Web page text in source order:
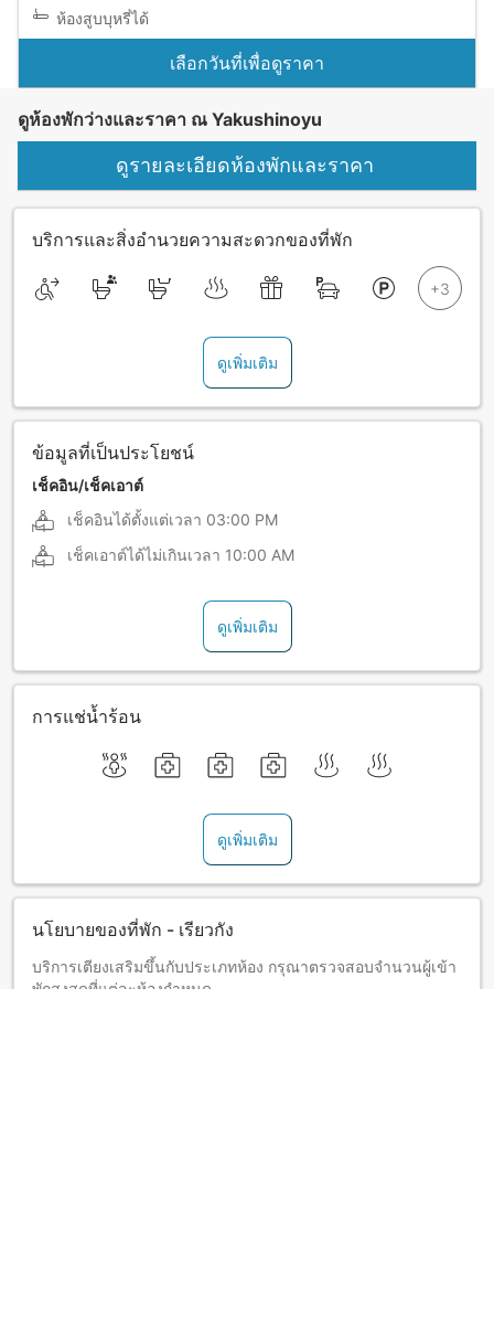
ห้องสูบบุหรี่ได้
เลือกวันที่เพื่อดูราคา
ดูห้องพักว่างและราคา ณ Yakushinoyu
ดูรายละเอียดห้องพักและราคา
บริการและสิ่งอำนวยความสะดวกของที่พัก
ดูเพิ่มเติม
ข้อมูลที่เป็นประโยชน์
เช็คอิน/เช็คเอาต์
เช็คอินได้ตั้งแต่เวลา 03:00 PM
เช็คเอาต์ได้ไม่เกินเวลา 10:00 AM
ดูเพิ่มเติม
การแช่น้ำร้อน
ดูเพิ่มเติม
นโยบายของที่พัก - เรียวกัง
บริการเตียงเสริมขึ้นกับประเภทห้อง กรุณาตรวจสอบจำนวนผู้เข้า
พักสูงสุดที่แต่ละห้องกำหนด